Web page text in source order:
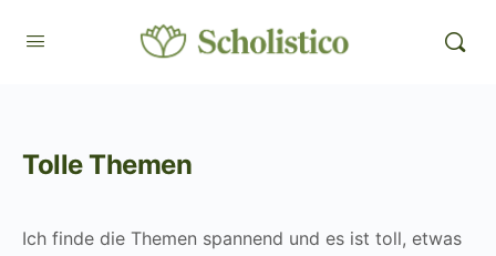
Tolle Themen
Ich finde die Themen spannend und es ist toll, etwas